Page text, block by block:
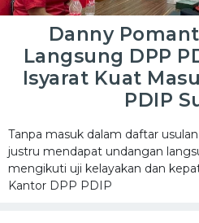
Danny
Langsung DPP
Isyarat Kuat
PDIP
Tanpa masuk dalam daftar
justru mendapat undangan
mengikuti uji kelayakan dan
Kantor DPP PDIP